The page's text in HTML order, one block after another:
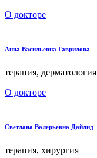
О докторе
Анна Васильевна Гаврилова
терапия, дерматология
О докторе
Светлана Валерьевна Дайлид
терапия, хирургия